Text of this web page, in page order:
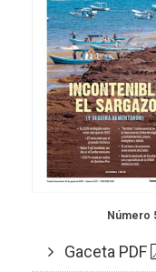
Número
Gaceta PDF